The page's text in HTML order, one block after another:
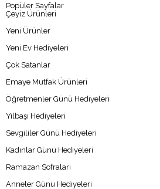
Popüler Sayfalar
Çeyiz Ürünleri
Yeni Ürünler
Yeni Ev Hediyeleri
Çok Satanlar
Emaye Mutfak Ürünleri
Öğretmenler Günü Hediyeleri
Yılbaşı Hediyeleri
Sevgililer Günü Hediyeleri
Kadınlar Günü Hediyeleri
Ramazan Sofraları
Anneler Günü Hediyeleri